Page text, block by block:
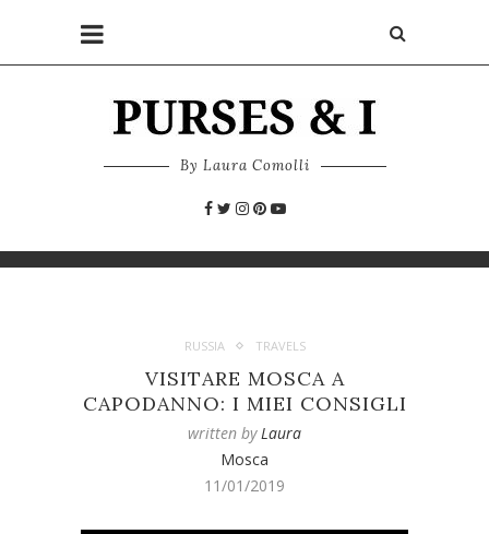
By Laura Comolli
RUSSIA TRAVELS
VISITARE MOSCA A
CAPODANNO: I MIEI CONSIGLI
written byLaura
Mosca
11/01/2019